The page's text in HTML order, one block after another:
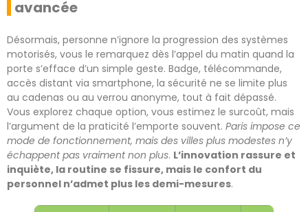
avancée
Désormais, personne n’ignore la progression des systèmes
motorisés, vous le remarquez dès l’appel du matin quand la
porte s’efface d’un simple geste. Badge, télécommande,
accès distant via smartphone, la sécurité ne se limite plus
au cadenas ou au verrou anonyme, tout à fait dépassé.
Vous explorez chaque option, vous estimez le surcoût, mais
l’argument de la praticité l’emporte souvent. Paris impose ce
mode de fonctionnement, mais des villes plus modestes n’y
échappent pas vraiment non plus. L’innovation rassure et
inquiète, la routine se fissure, mais le confort du
personnel n’admet plus les demi-mesures.